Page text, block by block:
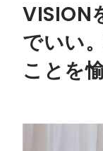
VISION
でいい
ことを